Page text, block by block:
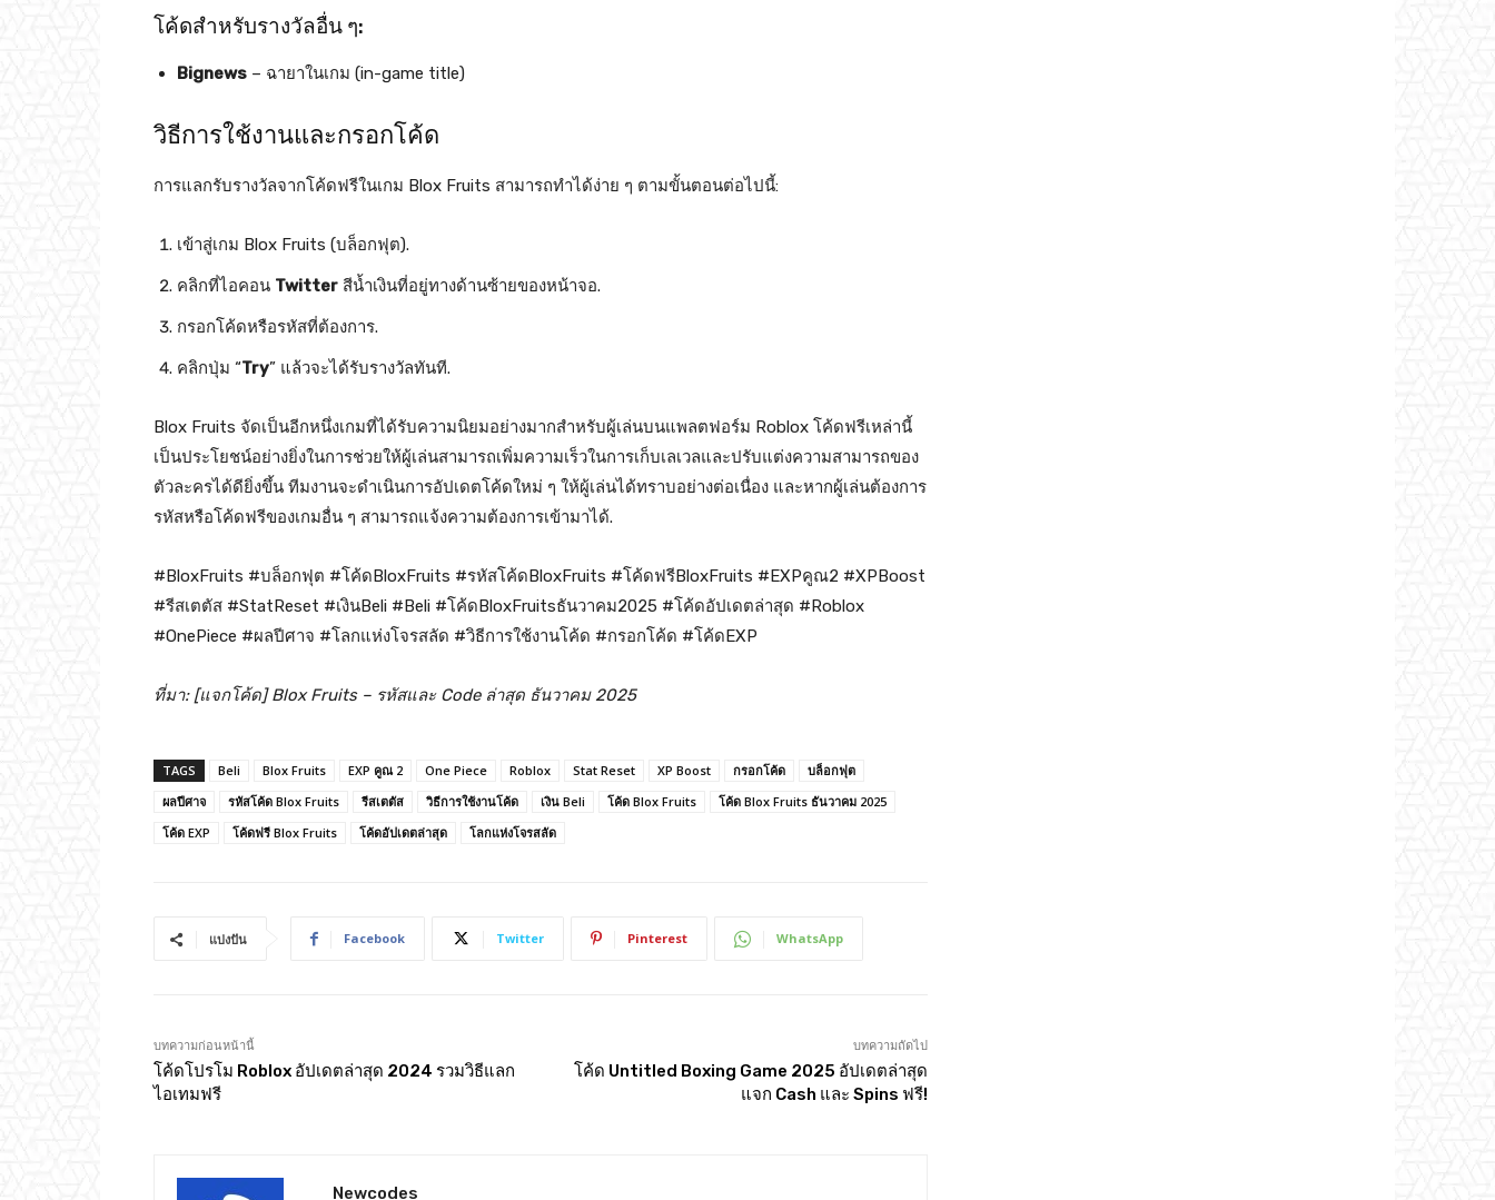
โค้ดสำหรับรางวัลอื่น ๆ:
Bignews – ฉายาในเกม (in-game title)
วิธีการใช้งานและกรอกโค้ด
การแลกรับรางวัลจากโค้ดฟรีในเกม Blox Fruits สามารถทำได้ง่าย ๆ ตามขั้นตอนต่อไปนี้:
เข้าสู่เกม Blox Fruits (บล็อกฟุต).
คลิกที่ไอคอน Twitter สีน้ำเงินที่อยู่ทางด้านซ้ายของหน้าจอ.
กรอกโค้ดหรือรหัสที่ต้องการ.
คลิกปุ่ม “Try” แล้วจะได้รับรางวัลทันที.
Blox Fruits จัดเป็นอีกหนึ่งเกมที่ได้รับความนิยมอย่างมากสำหรับผู้เล่นบนแพลตฟอร์ม Roblox โค้ดฟรีเหล่านี้
เป็นประโยชน์อย่างยิ่งในการช่วยให้ผู้เล่นสามารถเพิ่มความเร็วในการเก็บเลเวลและปรับแต่งความสามารถของ
ตัวละครได้ดียิ่งขึ้น ทีมงานจะดำเนินการอัปเดตโค้ดใหม่ ๆ ให้ผู้เล่นได้ทราบอย่างต่อเนื่อง และหากผู้เล่นต้องการ
รหัสหรือโค้ดฟรีของเกมอื่น ๆ สามารถแจ้งความต้องการเข้ามาได้.
#BloxFruits #บล็อกฟุต #โค้ดBloxFruits #รหัสโค้ดBloxFruits #โค้ดฟรีBloxFruits #EXPคูณ2 #XPBoost
#รีสเตตัส #StatReset #เงินBeli #Beli #โค้ดBloxFruitsธันวาคม2025 #โค้ดอัปเดตล่าสุด #Roblox
#OnePiece #ผลปีศาจ #โลกแห่งโจรสลัด #วิธีการใช้งานโค้ด #กรอกโค้ด #โค้ดEXP
ที่มา: [แจกโค้ด] Blox Fruits – รหัสและ Code ล่าสุด ธันวาคม 2025
TAGS Beli Blox Fruits EXP คูณ 2 One Piece Roblox Stat Reset XP Boost กรอกโค้ด
บล็อกฟุต
ผลปีศาจ
รหัสโค้ด Blox Fruits รีสเตตัส วิธีการใช้งานโค้ด เงิน Beli โค้ด Blox Fruits
โค้ด Blox Fruits ธันวาคม 2025
โค้ด EXP
โค้ดฟรี Blox Fruits โค้ดอัปเดตล่าสุด โลกแห่งโจรสลัด
แบ่งปัน Facebook Twitter Pinterest WhatsApp
บทความก่อนหน้านี้
โค้ดโปรโม Roblox อัปเดตล่าสุด 2024 รวมวิธีแลก
ไอเทมฟรี
บทความถัดไป
โค้ด Untitled Boxing Game 2025 อัปเดตล่าสุด
แจก Cash และ Spins ฟรี!
Newcodes